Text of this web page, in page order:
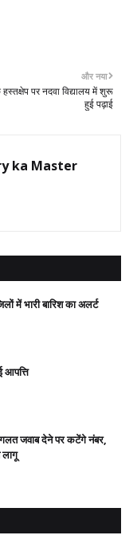
और नया
पर नदवा विद्यालय में शुरू
हुई पढ़ाई
ka Master
में भारी बारिश का अलर्ट
आपत्ति
गलत जवाब देने पर कटेंगे नंबर,
लागू